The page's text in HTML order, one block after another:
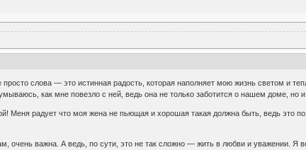
слова — это истинная радость, которая наполняет мою жизнь светом и
как мне повезло с ней, ведь она не только заботится о нашем доме, но
Меня радует что моя жена не пьющая и хорошая такая должна быть, ведь это
очень важна. А ведь, по сути, это не так сложно — жить в любви и уважении. Я